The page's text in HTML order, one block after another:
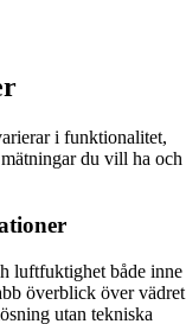
i funktionalitet,
du vill ha och
luftfuktighet både inne
överblick över vädret
utan tekniska